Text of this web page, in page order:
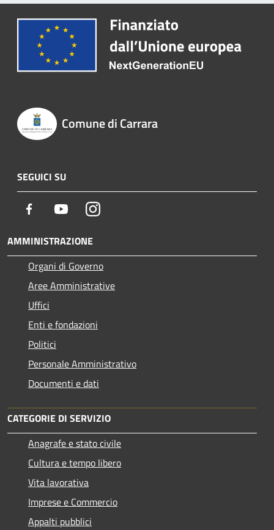
Comune di Carrara
SEGUICI SU
Facebook YoutubeInstagram
AMMINISTRAZIONE
Organi di Governo
Aree Amministrative
Uffici
Enti e fondazioni
Politici
Personale Amministrativo
Documenti e dati
CATEGORIE DI SERVIZIO
Anagrafe e stato civile
Cultura e tempo libero
Vita lavorativa
Imprese e Commercio
Appalti pubblici